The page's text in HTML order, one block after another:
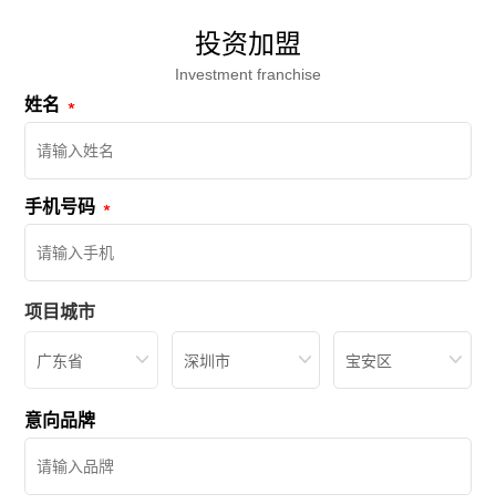
投资加盟
Investment franchise
姓名
手机号码
项目城市
广东省 深圳市 宝安区
意向品牌